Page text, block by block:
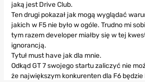
jaką jest Drive Club.
Ten drugi pokazał jak mogą wyglądać
jakich w F5 nie było w ogóle. Trudno mi
tym razem developer miałby się w tej
ignorancją.
Tytuł must have jak dla mnie.
Odkąd GT 7 swojego startu zaliczyć nie
że największym konkurenten dla F6